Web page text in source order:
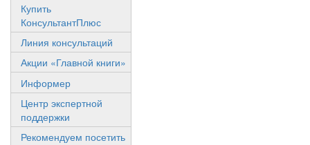
Купить
КонсультантПлюс
Линия консультаций
Акции «Главной книги»
Информер
Центр экспертной
поддержки
Рекомендуем посетить